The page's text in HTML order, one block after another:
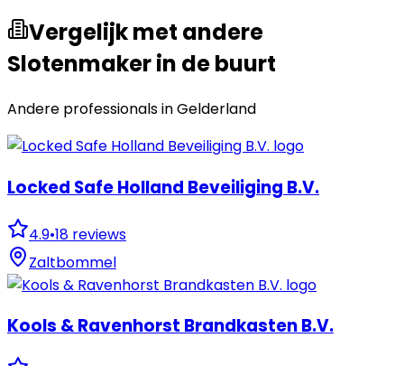
Vergelijk met andere
Slotenmaker in de buurt
Andere professionals inGelderland
Locked Safe Holland Beveiliging B.V.
4.9•18 reviews
Zaltbommel
Kools & Ravenhorst Brandkasten B.V.